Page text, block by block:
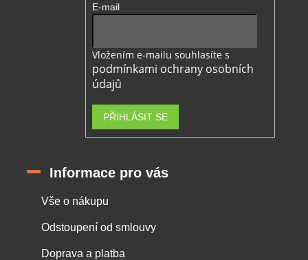
E-mail
Vložením e-mailu souhlasíte s
podmínkami ochrany osobních
údajů
PŘIHLÁSIT SE
Informace pro vás
Vše o nákupu
Odstoupení od smlouvy
Doprava a platba